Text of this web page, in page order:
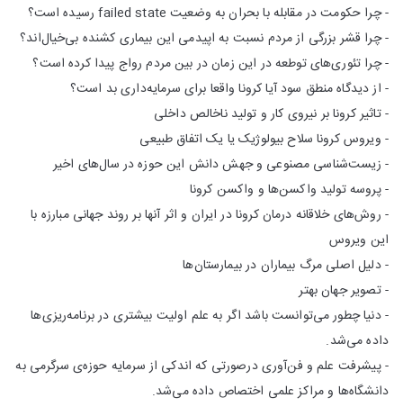
- چرا حکومت در مقابله با بحران به وضعیت failed state رسیده است؟
- چرا قشر بزرگی از مردم نسبت به اپیدمی این بیماری کشنده بی‌خیال‌اند؟
- چرا تئوری‌های توطعه در این زمان در بین مردم رواج پیدا کرده است؟
- از دیدگاه منطق سود آیا کرونا واقعا برای سرمایه‌داری بد است؟
- تاثیر کرونا بر نیروی کار و تولید ناخالص داخلی
- ویروس کرونا سلاح بیولوژیک یا یک اتفاق طبیعی
- زیست‌شناسی مصنوعی و جهش دانش این حوزه در سال‌های اخیر
- پروسه تولید واکسن‌ها و واکسن کرونا
- روش‌های خلاقانه درمان کرونا در ایران و اثر آنها بر روند جهانی مبارزه با
این ویروس
- دلیل اصلی مرگ بیماران در بیمارستان‌ها
- تصویر جهان بهتر
- دنیا چطور می‌توانست باشد اگر به علم اولیت بیشتری در برنامه‌ریزی‌ها
داده می‌شد.
- پیشرفت علم و فن‌آوری درصورتی که اندکی از سرمایه حوزه‌ی سرگرمی به
دانشگاه‌ها و مراکز علمی اختصاص داده می‌شد.